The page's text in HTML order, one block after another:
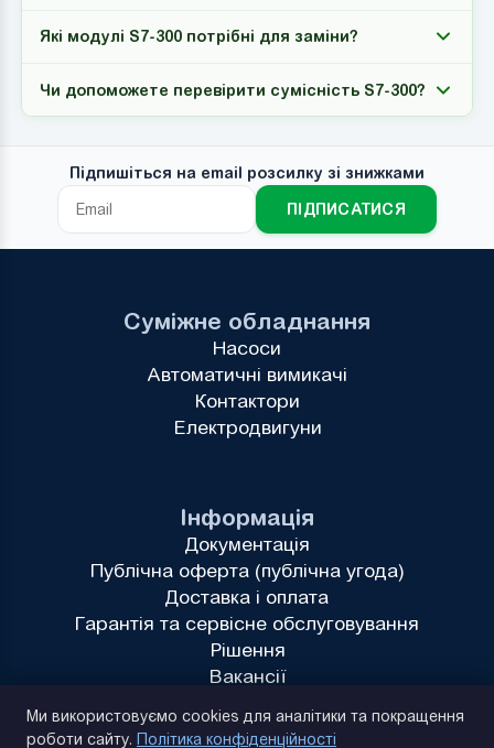
Які модулі S7-300 потрібні для заміни?
Чи допоможете перевірити сумісність S7-300?
Підпишіться на email розсилку зі знижками
ПІДПИСАТИСЯ
Інформація
Документація
Публічна оферта (публічна угода)
Доставка і оплата
Гарантія та сервісне обслуговування
Рішення
Вакансії
Суміжне обладнання
Насоси
Автоматичні вимикачі
Контактори
Електродвигуни
Ми використовуємо cookies для аналітики та покращення
роботи сайту. Політика конфіденційності